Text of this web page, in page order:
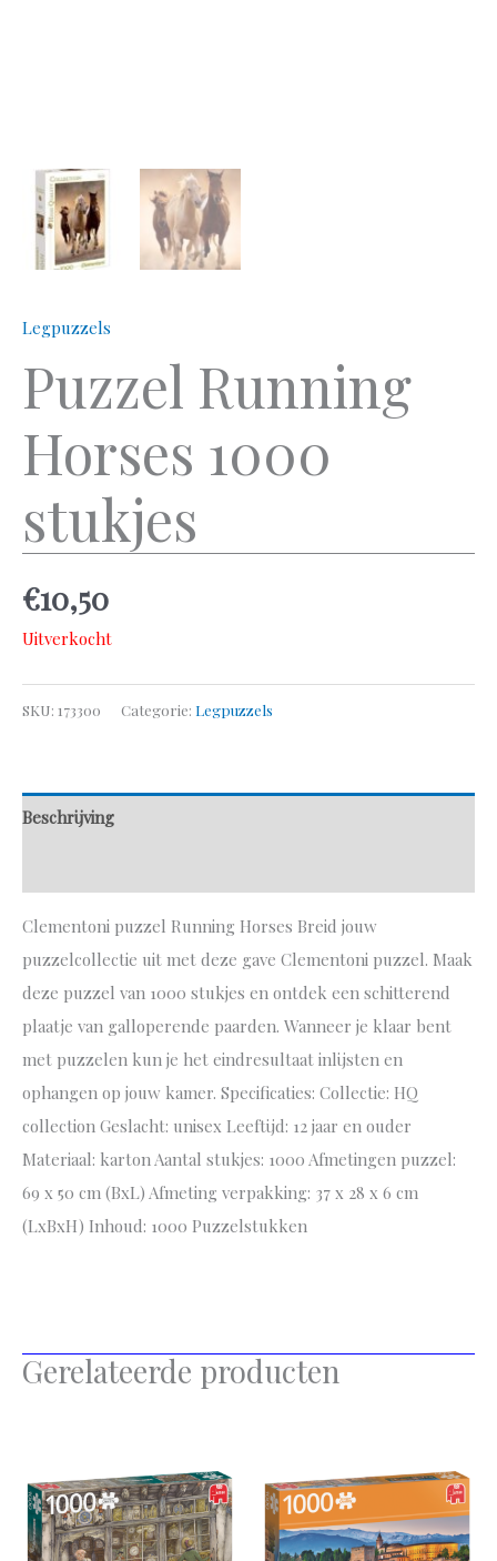
Legpuzzels
Puzzel Running
Horses 1000
stukjes
€10,50
Uitverkocht
SKU: 173300 Categorie: Legpuzzels
Beschrijving
Clementoni puzzel Running Horses Breid jouw
puzzelcollectie uit met deze gave Clementoni puzzel. Maak
deze puzzel van 1000 stukjes en ontdek een schitterend
plaatje van galloperende paarden. Wanneer je klaar bent
met puzzelen kun je het eindresultaat inlijsten en
ophangen op jouw kamer. Specificaties: Collectie: HQ
collection Geslacht: unisex Leeftijd: 12 jaar en ouder
Materiaal: karton Aantal stukjes: 1000 Afmetingen puzzel:
69 x 50 cm (BxL) Afmeting verpakking: 37 x 28 x 6 cm
(LxBxH) Inhoud: 1000 Puzzelstukken
Gerelateerde producten